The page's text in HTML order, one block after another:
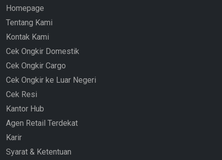
Homepage
Tentang Kami
Kontak Kami
Cek Ongkir Domestik
Cek Ongkir Cargo
Cek Ongkir ke Luar Negeri
Cek Resi
Kantor Hub
Agen Retail Terdekat
Karir
Syarat & Ketentuan